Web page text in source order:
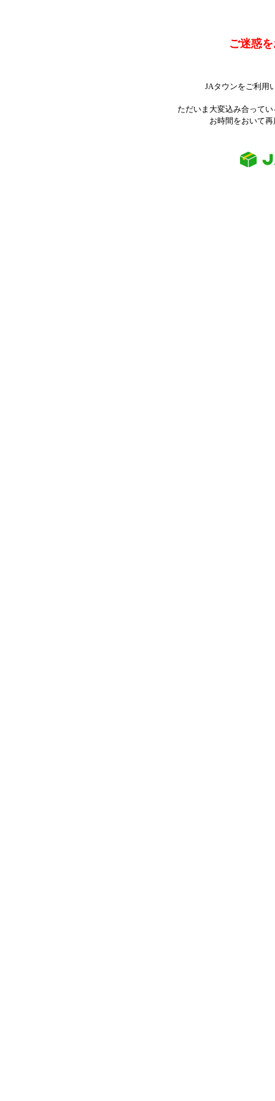
ご迷惑
JAタウンをご利用
ただいま大変込み合って
お時間をおいて